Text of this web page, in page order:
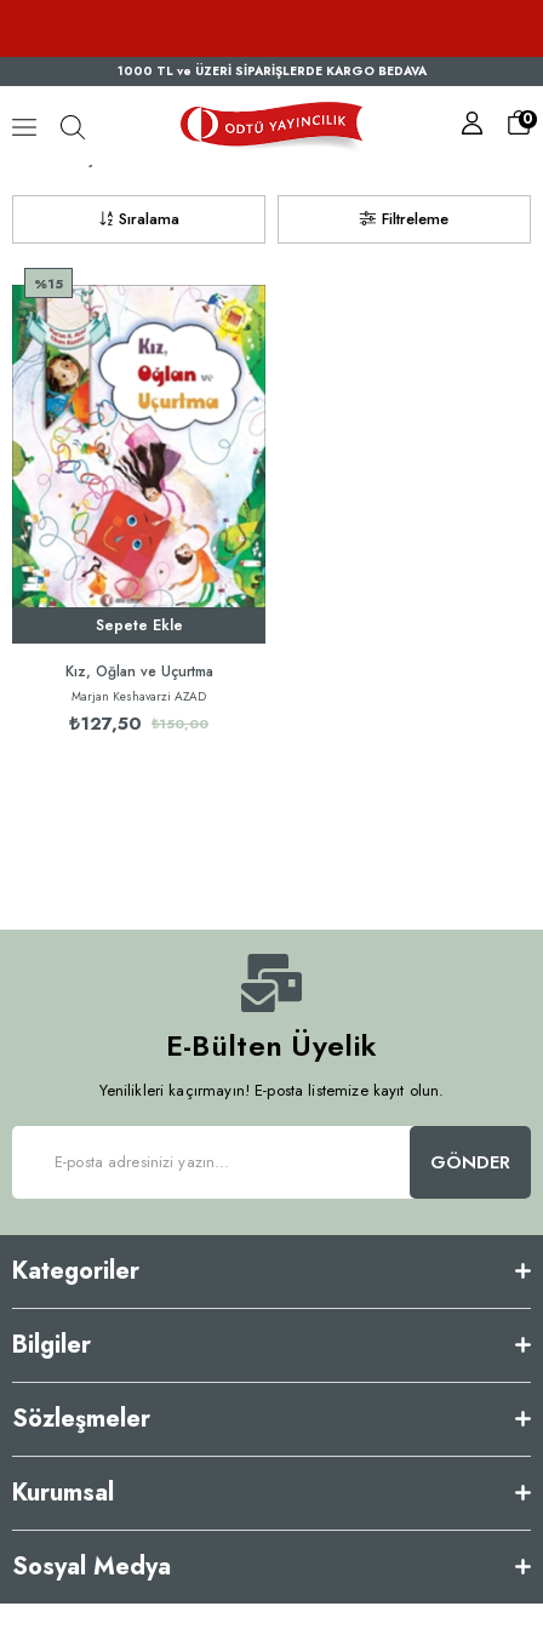
1000 TL ve ÜZERİ SİPARİŞLERDE KARGO BEDAVA
0
Filtreleme
Sıralama
Sepete Ekle
Kız, Oğlan ve Uçurtma
Marjan Keshavarzi AZAD
₺127,50 ₺150,00
%15
E-Bülten Üyelik
Yenilikleri kaçırmayın! E-posta listemize kayıt olun.
GÖNDER
Kategoriler
Bilgiler
Sözleşmeler
Kurumsal
Sosyal Medya